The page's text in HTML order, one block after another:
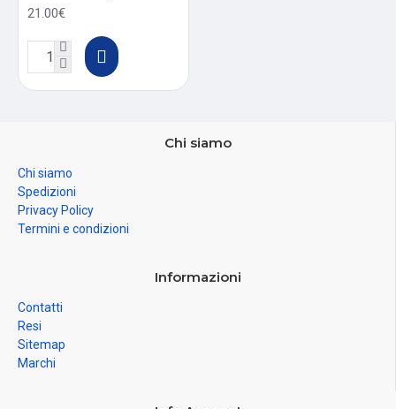
21.00€
Chi siamo
Chi siamo
Spedizioni
Privacy Policy
Termini e condizioni
Informazioni
Contatti
Resi
Sitemap
Marchi